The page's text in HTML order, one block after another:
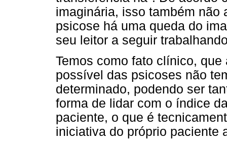
imaginária, isso também não
psicose há uma queda do
seu leitor a seguir
Temos como fato clínico,
possível das psicoses não
determinado, podendo ser
forma de lidar com o índice
paciente, o que é
iniciativa do próprio paciente